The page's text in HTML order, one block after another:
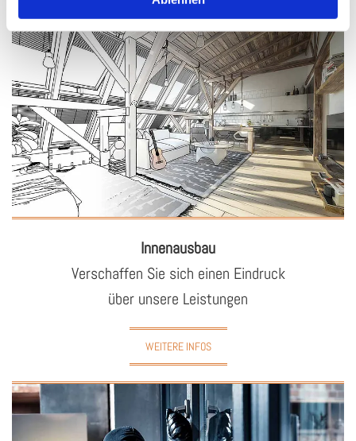
In­nen­aus­bau
Ver­schaf­fen Sie sich einen Ein­druck
über un­se­re Leis­tun­gen
WEITERE INFOS